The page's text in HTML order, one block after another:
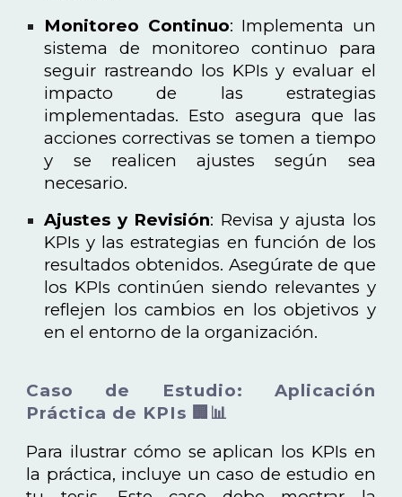
Monitoreo Continuo: Implementa un
sistema de monitoreo continuo para
seguir rastreando los KPIs y evaluar el
impacto de las estrategias
implementadas. Esto asegura que las
acciones correctivas se tomen a tiempo
y se realicen ajustes según sea
necesario.
Ajustes y Revisión: Revisa y ajusta los
KPIs y las estrategias en función de los
resultados obtenidos. Asegúrate de que
los KPIs continúen siendo relevantes y
reflejen los cambios en los objetivos y
en el entorno de la organización.
Caso de Estudio: Aplicación
Práctica de KPIs 🏢📊
Para ilustrar cómo se aplican los KPIs en
la práctica, incluye un caso de estudio en